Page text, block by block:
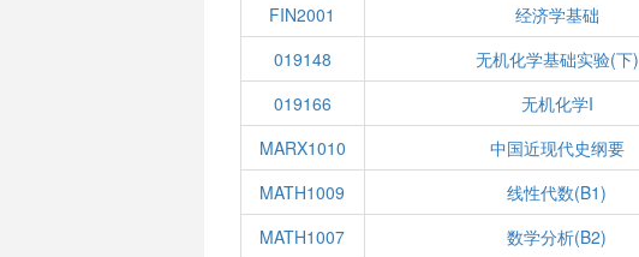
FIN2001
经济学基础
019148
无机化学基础实验(下)
019166
无机化学I
MARX1010
中国近现代史纲要
MATH1009
线性代数(B1)
MATH1007
数学分析(B2)